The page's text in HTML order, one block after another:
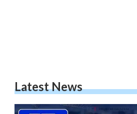
Latest News